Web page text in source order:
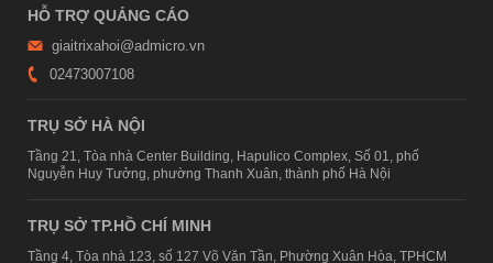
HỖ TRỢ QUẢNG CÁO
giaitrixahoi@admicro.vn
02473007108
TRỤ SỞ HÀ NỘI
Tầng 21, Tòa nhà Center Building, Hapulico Complex, Số 01, phố
Nguyễn Huy Tưởng, phường Thanh Xuân, thành phố Hà Nội
TRỤ SỞ TP.HỒ CHÍ MINH
Tầng 4, Tòa nhà 123, số 127 Võ Văn Tần, Phường Xuân Hòa, TPHCM